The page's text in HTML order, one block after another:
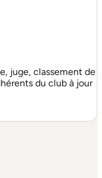
juge, classement de
du club à jour